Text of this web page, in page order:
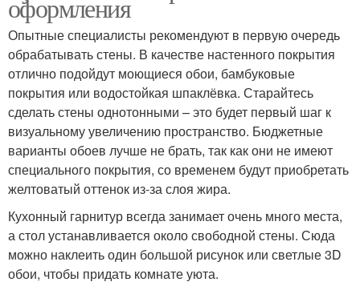
оформления
Опытные специалисты рекомендуют в первую очередь
обрабатывать стены. В качестве настенного покрытия
отлично подойдут моющиеся обои, бамбуковые
покрытия или водостойкая шпаклёвка. Старайтесь
сделать стены однотонными – это будет первый шаг к
визуальному увеличению пространство. Бюджетные
варианты обоев лучше не брать, так как они не имеют
специального покрытия, со временем будут приобретать
желтоватый оттенок из-за слоя жира.
Кухонный гарнитур всегда занимает очень много места,
а стол устанавливается около свободной стены. Сюда
можно наклеить один большой рисунок или светлые 3D
обои, чтобы придать комнате уюта.